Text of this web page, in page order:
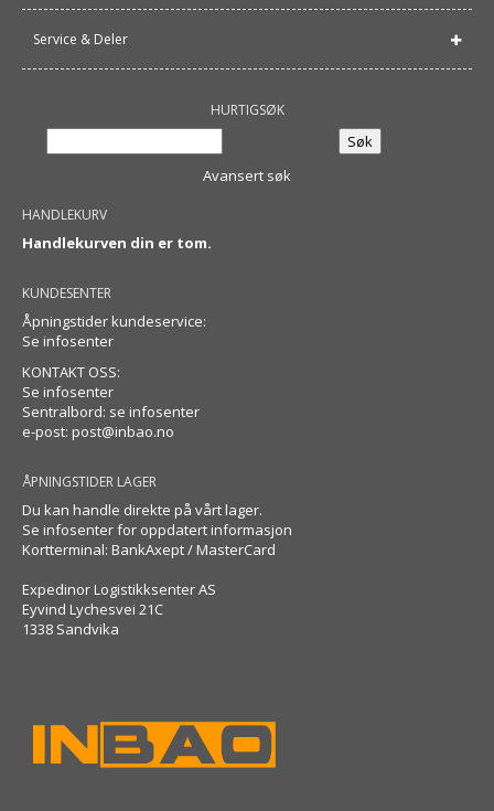
Service & Deler
HURTIGSØK
Avansert søk
HANDLEKURV
Handlekurven din er tom.
KUNDESENTER
Åpningstider kundeservice:
Se infosenter
KONTAKT OSS:
Se infosenter
Sentralbord: se infosenter
e-post: post@inbao.no
ÅPNINGSTIDER LAGER
Du kan handle direkte på vårt lager.
Se infosenter for oppdatert informasjon
Kortterminal: BankAxept / MasterCard
Expedinor Logistikksenter AS
Eyvind Lychesvei 21C
1338 Sandvika